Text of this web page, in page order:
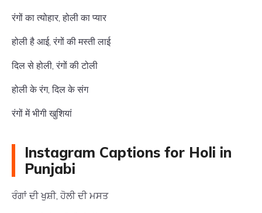
रंगों का त्योहार, होली का प्यार
होली है आई, रंगों की मस्ती लाई
दिल से होली, रंगों की टोली
होली के रंग, दिल के संग
रंगों में भीगी खुशियां
Instagram Captions for Holi in
Punjabi
ਰੰਗਾਂ ਦੀ ਖੁਸ਼ੀ, ਹੋਲੀ ਦੀ ਮਸਤ